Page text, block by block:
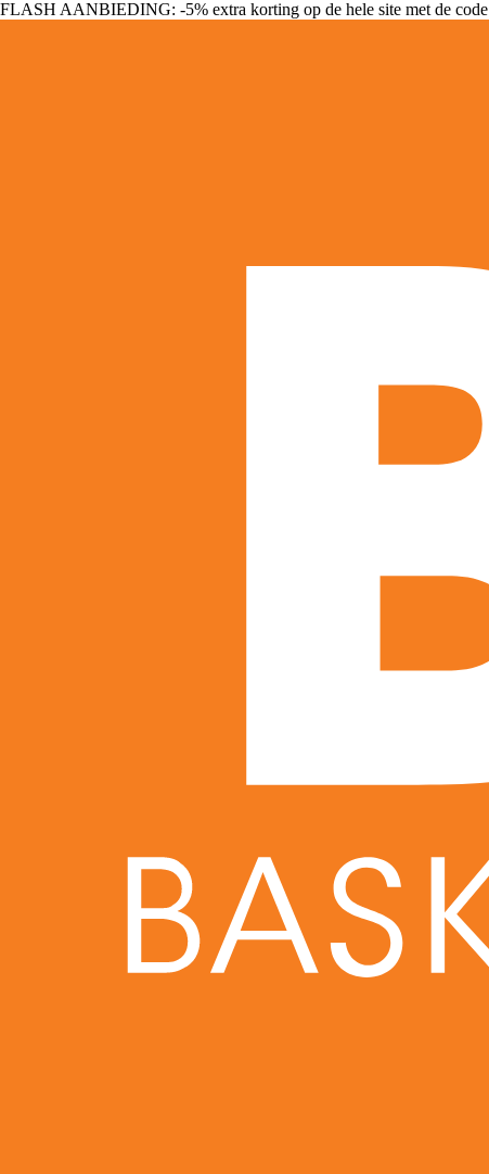
FLASH AANBIEDING: -5% extra korting op de hele site met de code